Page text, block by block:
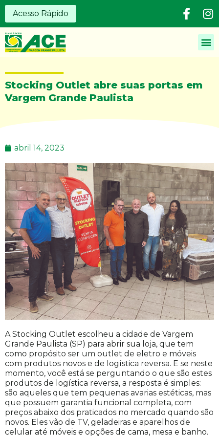
Acesso Rápido
Stocking Outlet abre suas portas em
Vargem Grande Paulista
abril 14, 2023
A Stocking Outlet escolheu a cidade de Vargem
Grande Paulista (SP) para abrir sua loja, que tem
como propósito ser um outlet de eletro e móveis
com produtos novos e de logística reversa. E se neste
momento, você está se perguntando o que são estes
produtos de logística reversa, a resposta é simples:
são aqueles que tem pequenas avarias estéticas, mas
que possuem garantia funcional completa, com
preços abaixo dos praticados no mercado quando são
novos. Eles vão de TV, geladeiras e aparelhos de
celular até móveis e opções de cama, mesa e banho.